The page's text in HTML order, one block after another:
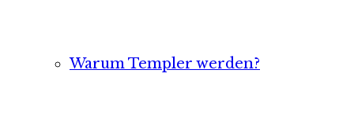
Warum Templer werden?